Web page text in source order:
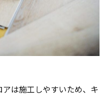
は施工しやすいため、キ